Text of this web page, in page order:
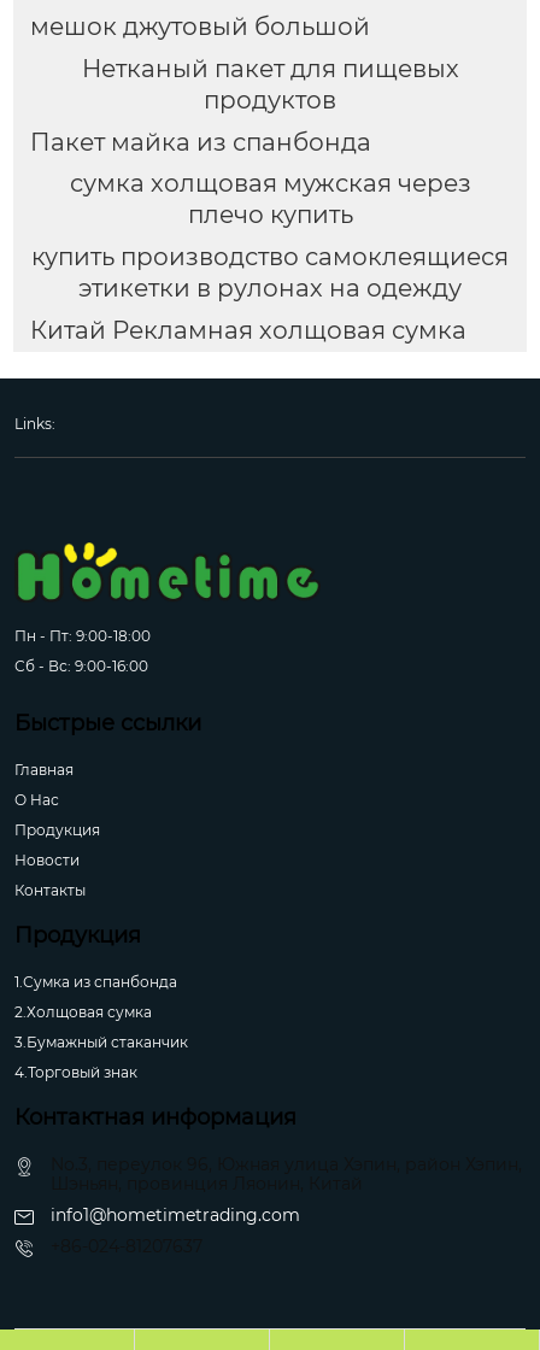
мешок джутовый большой
Нетканый пакет для пищевых
продуктов
Пакет майка из спанбонда
сумка холщовая мужская через
плечо купить
купить производство самоклеящиеся
этикетки в рулонах на одежду
Китай Рекламная холщовая сумка
Links:
Пн - Пт: 9:00-18:00
Сб - Вс: 9:00-16:00
Быстрые ссылки
Главная
О Hас
Продукция
Новости
Контакты
Продукция
1.Сумка из спанбонда
2.Холщовая сумка
3.Бумажный стаканчик
4.Торговый знак
Контактная информация
info1@hometimetrading.com